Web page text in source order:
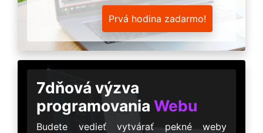
Prvá hodina zadarmo!
7dňová výzva
programovania Webu
Budete vedieť vytvárať pekné weby